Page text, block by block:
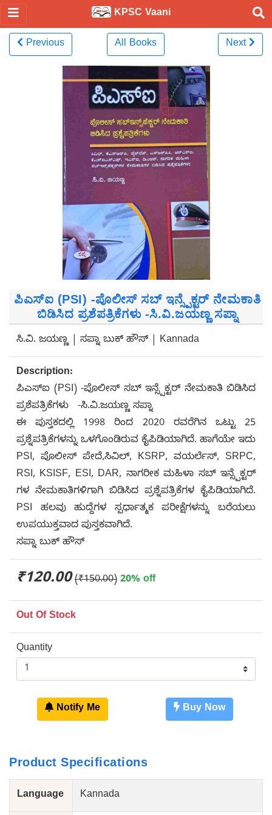
KPSC Vaani
Previous All Books Next
ಪಿಎಸ್ಐ (PSI) -ಪೊಲೀಸ್ ಸಬ್ ಇನ್ಸ್ಪೆಕ್ಟರ್ ನೇಮಕಾತಿ
ಬಿಡಿಸಿದ ಪ್ರಶೆಪತ್ರಿಕೆಗಳು -ಸಿ.ವಿ.ಜಯಣ್ಣ ಸಪ್ನಾ
ಸಿ.ವಿ. ಜಯಣ್ಣ | ಸಪ್ನಾ ಬುಕ್ ಹೌಸ್ | Kannada
Description:
ಪಿಎಸ್ಐ (PSI) -ಪೊಲೀಸ್ ಸಬ್ ಇನ್ಸ್ಪೆಕ್ಟರ್ ನೇಮಕಾತಿ ಬಿಡಿಸಿದ
ಪ್ರಶೆಪತ್ರಿಕೆಗಳು -ಸಿ.ವಿ.ಜಯಣ್ಣ ಸಪ್ನಾ
ಈ ಪುಸ್ತಕದಲ್ಲಿ 1998 ರಿಂದ 2020 ರವರೆಗಿನ ಒಟ್ಟು 25
ಪ್ರಶ್ನೆಪತ್ರಿಕೆಗಳನ್ನು ಒಳಗೊಂಡಿರುವ ಕೈಪಿಡಿಯಾಗಿದೆ. ಹಾಗೆಯೇ ಇದು
PSI, ಪೊಲೀಸ್ ಪೇದೆ,ಸಿವಿಲ್, KSRP, ವಯರ್ಲೆಸ್, SRPC,
RSI, KSISF, ESI, DAR, ನಾಗರೀಕ ಮಹಿಳಾ ಸಬ್ ಇನ್ಸ್ಪೆಕ್ಟರ್
ಗಳ ನೇಮಕಾತಿಗಳಿಗಾಗಿ ಬಿಡಿಸಿದ ಪ್ರಶ್ನೆಪತ್ರಿಕೆಗಳ ಕೈಪಿಡಿಯಾಗಿದೆ.
PSI ಹಲವು ಹುದ್ದೆಗಳ ಸ್ಪರ್ಧಾತ್ಮಕ ಪರೀಕ್ಷೆಗಳನ್ನು ಬರೆಯಲು
ಉಪಯುಕ್ತವಾದ ಪುಸ್ತಕವಾಗಿದೆ.
ಸಪ್ನಾ ಬುಕ್ ಹೌಸ್
₹120.00 (₹150.00) 20% off
Out Of Stock
Quantity
Notify Me Buy Now
Product Specifications
Language Kannada